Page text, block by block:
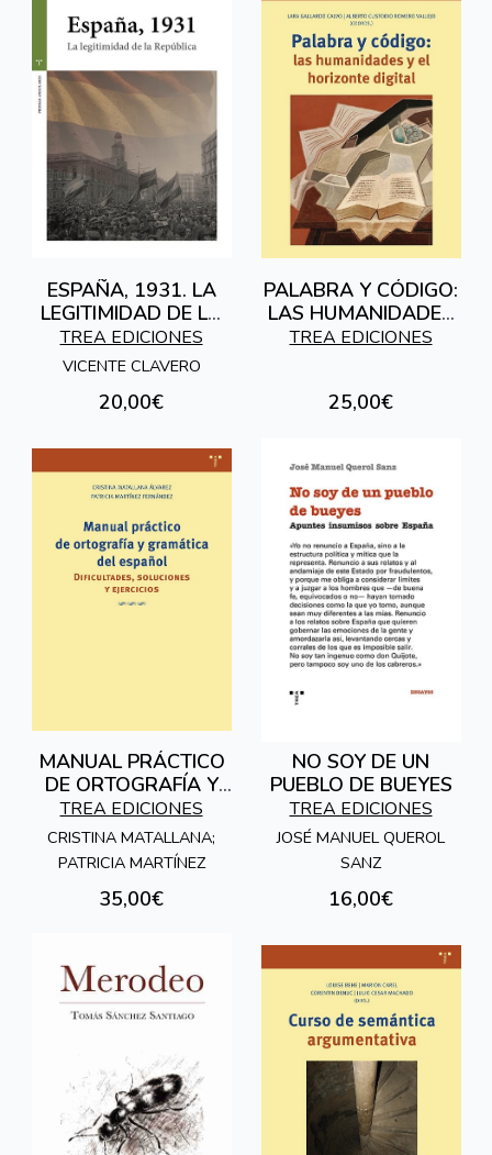
ESPAÑA, 1931. LA
LEGITIMIDAD DE LA
REPÚBLICA.
TREA EDICIONES
VICENTE CLAVERO
20,00€
PALABRA Y CÓDIGO:
LAS HUMANIDADES
Y EL HORIZONTE
TREA EDICIONES
25,00€
MANUAL PRÁCTICO
DE ORTOGRAFÍA Y
GRAMÁTICA DEL
ESPAÑOL
TREA EDICIONES
CRISTINA MATALLANA;
PATRICIA MARTÍNEZ
35,00€
NO SOY DE UN
PUEBLO DE BUEYES
TREA EDICIONES
JOSÉ MANUEL QUEROL
SANZ
16,00€